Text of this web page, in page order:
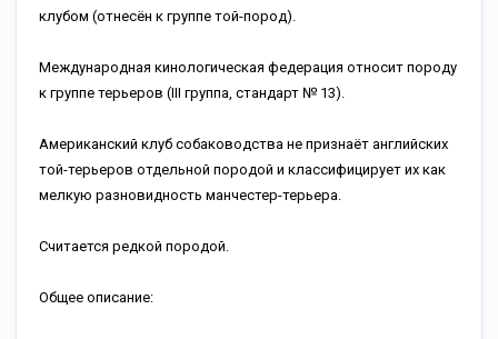
клубом (отнесён к группе той-пород).
Международная кинологическая федерация относит породу
к группе терьеров (III группа, стандарт № 13).
Американский клуб собаководства не признаёт английских
той-терьеров отдельной породой и классифицирует их как
мелкую разновидность манчестер-терьера.
Считается редкой породой.
Общее описание: